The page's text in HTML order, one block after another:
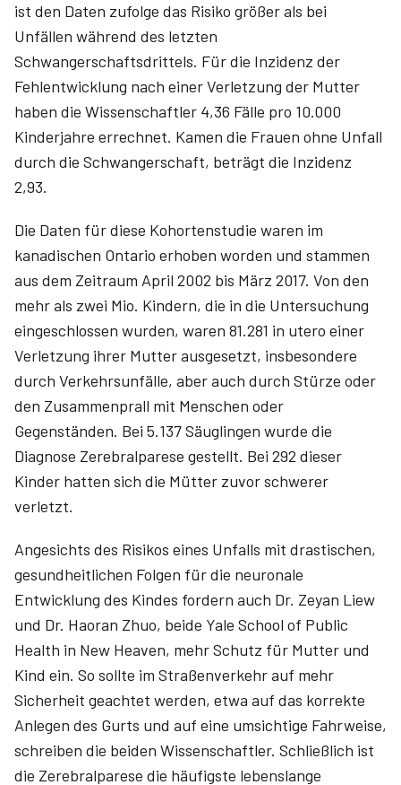
ist den Daten zufolge das Risiko größer als bei
Unfällen während des letzten
Schwangerschaftsdrittels. Für die Inzidenz der
Fehlentwicklung nach einer Verletzung der Mutter
haben die Wissenschaftler 4,36 Fälle pro 10.000
Kinderjahre errechnet. Kamen die Frauen ohne Unfall
durch die Schwangerschaft, beträgt die Inzidenz
2,93.
Die Daten für diese Kohortenstudie waren im
kanadischen Ontario erhoben worden und stammen
aus dem Zeitraum April 2002 bis März 2017. Von den
mehr als zwei Mio. Kindern, die in die Untersuchung
eingeschlossen wurden, waren 81.281 in utero einer
Verletzung ihrer Mutter ausgesetzt, insbesondere
durch Verkehrsunfälle, aber auch durch Stürze oder
den Zusammenprall mit Menschen oder
Gegenständen. Bei 5.137 Säuglingen wurde die
Diagnose Zerebralparese gestellt. Bei 292 dieser
Kinder hatten sich die Mütter zuvor schwerer
verletzt.
Angesichts des Risikos eines Unfalls mit drastischen,
gesundheitlichen Folgen für die neuronale
Entwicklung des Kindes fordern auch Dr. Zeyan Liew
und Dr. Haoran Zhuo, beide Yale School of Public
Health in New Heaven, mehr Schutz für Mutter und
Kind ein. So sollte im Straßenverkehr auf mehr
Sicherheit geachtet werden, etwa auf das korrekte
Anlegen des Gurts und auf eine umsichtige Fahrweise,
schreiben die beiden Wissenschaftler. Schließlich ist
die Zerebralparese die häufigste lebenslange